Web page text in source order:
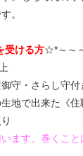
。
受ける方☆*～～
さらし守付
生地で出来た《
ます。巻くこと